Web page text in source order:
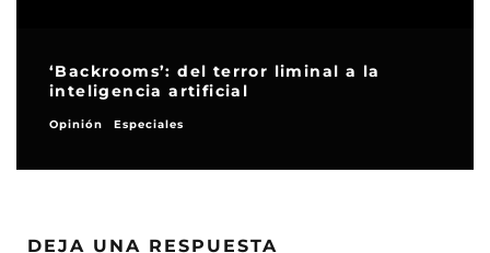
‘El drama’, que se mueran los guapos
Críticas
DEJA UNA RESPUESTA